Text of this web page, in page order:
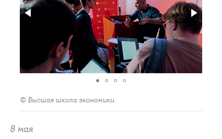
© Высшая школа экономики
8 мая